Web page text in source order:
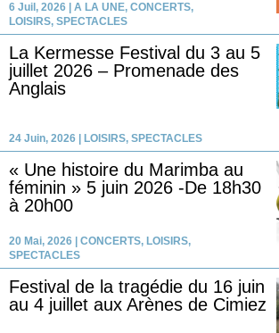
6 Juil, 2026 A LA UNE, CONCERTS,
LOISIRS, SPECTACLES
La Kermesse Festival du 3 au 5
juillet 2026 – Promenade des
Anglais
24 Juin, 2026 LOISIRS, SPECTACLES
« Une histoire du Marimba au
féminin » 5 juin 2026 -De 18h30
à 20h00
20 Mai, 2026 CONCERTS, LOISIRS,
SPECTACLES
Festival de la tragédie du 16 juin
au 4 juillet aux Arènes de Cimiez